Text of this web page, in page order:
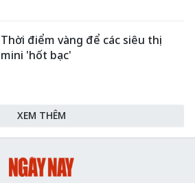
Thời điểm vàng để các siêu thị
mini 'hốt bạc'
XEM THÊM